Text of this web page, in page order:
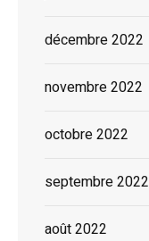
décembre 2022
novembre 2022
octobre 2022
septembre 2022
août 2022